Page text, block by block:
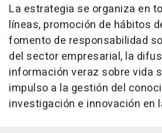
La estrategia se organiza en
líneas, promoción de hábitos
fomento de responsabilidad
del sector empresarial, la
información veraz sobre vida
impulso a la gestión del
investigación e innovación en